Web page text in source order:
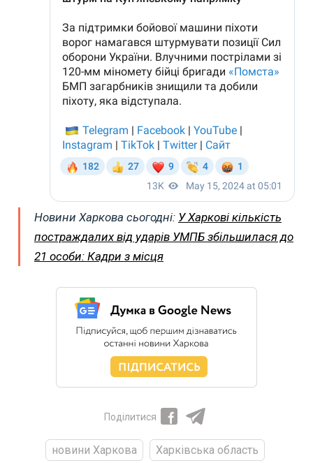
Новини Харкова сьогодні: У Харкові кількість
постраждалих від ударів УМПБ збільшилася до
21 особи: Кадри з місця
Поділитися
новини Харкова
Харківська область